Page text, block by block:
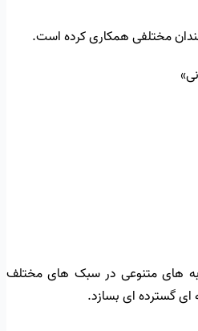
مختلفی همکاری کرده است.
های متنوعی در سبک های مختلف
گسترده ای بسازد.